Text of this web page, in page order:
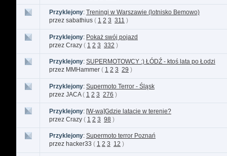
Przyklejony: Treningi w Warszawie (lotnisko Bemowo)
przez sabathius ( 1 2 3 311 )
Przyklejony: Pokaż swój pojazd
przez Crazy ( 1 2 3 332 )
Przyklejony: SUPERMOTOWCY :) ŁÓDŹ - ktoś lata po Łodzi
przez MMHammer ( 1 2 3 29 )
Przyklejony: Supermoto Terror - Śląsk
przez JACA ( 1 2 3 276 )
Przyklejony: [W-wa]Gdzie latacie w terenie?
przez Crazy ( 1 2 3 98 )
Przyklejony: Supermoto terror Poznań
przez hacker33 ( 1 2 3 12 )